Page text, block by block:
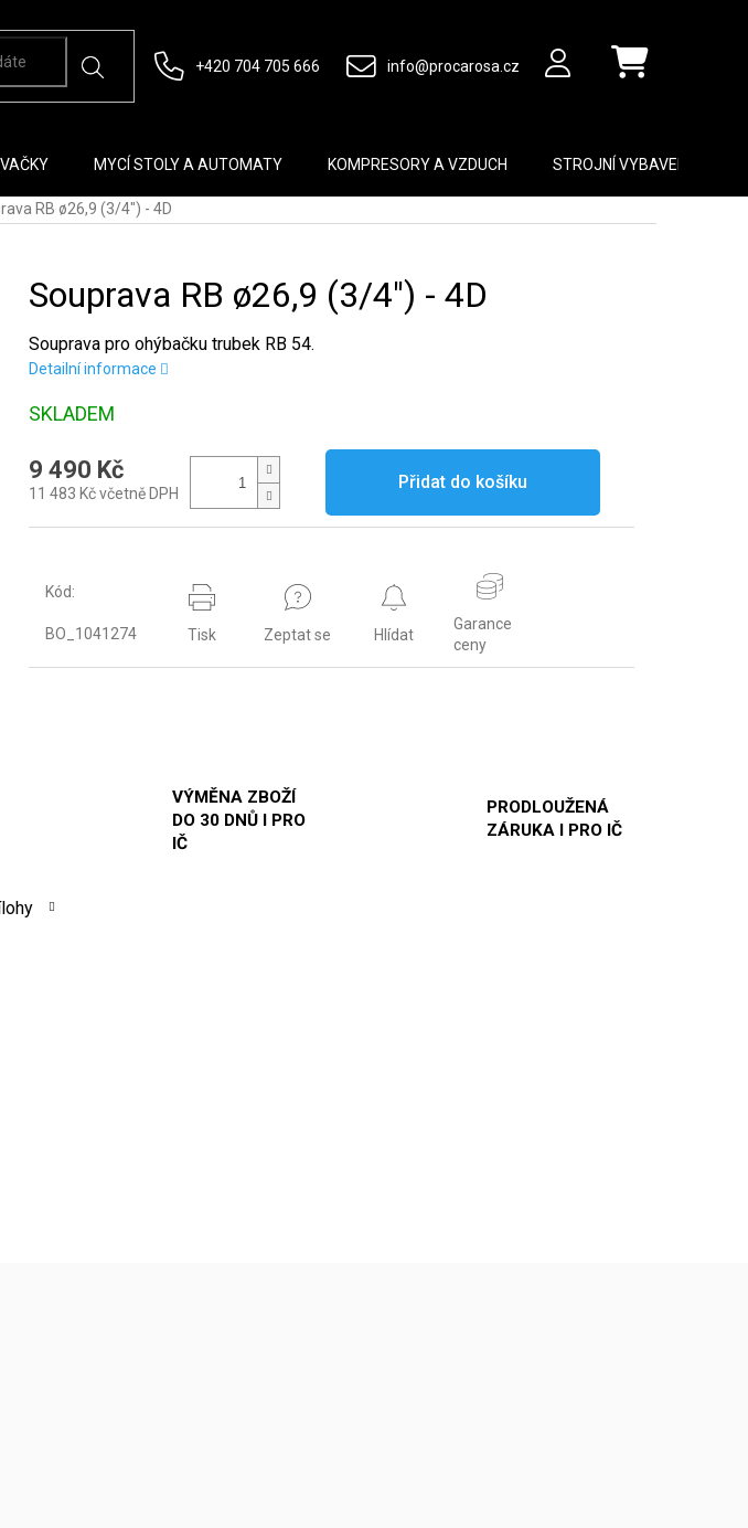
+420 704 705 666 info@procarosa.cz Nákupní košík
MYCÍ STOLY A AUTOMATY KOMPRESORY A VZDUCH STROJNÍ VYBAVENÍ
RB ø26,9 (3/4") - 4D
Souprava RB ø26,9 (3/4") - 4D
Souprava pro ohýbačku trubek RB 54.
Detailní informace
SKLADEM
9 490 Kč
11 483 Kč včetně DPH
Přidat do košíku
Kód:
BO_1041274 Tisk Zeptat se Hlídat
Garance
ceny
VÝMĚNA ZBOŽÍ
DO 30 DNŮ I PRO
IČ
PRODLOUŽENÁ
ZÁRUKA I PRO IČ